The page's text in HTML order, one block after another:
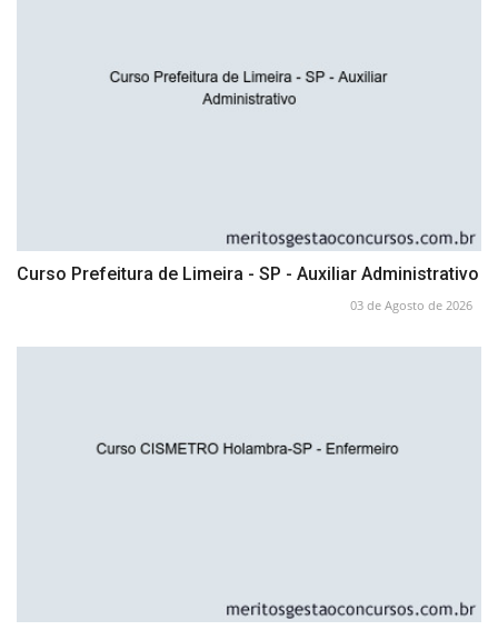
Curso Prefeitura de Limeira - SP - Auxiliar Administrativo
03 de Agosto de 2026